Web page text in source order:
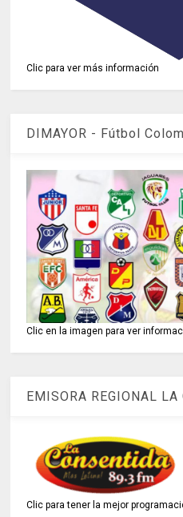
Clic para ver más información
DIMAYOR - Fútbol
Clic en la imagen para ver
EMISORA REGIONAL
Clic para tener la mejor